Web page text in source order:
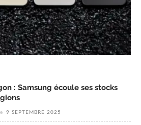
: Samsung écoule ses stocks
le 9 SEPTEMBRE 2025